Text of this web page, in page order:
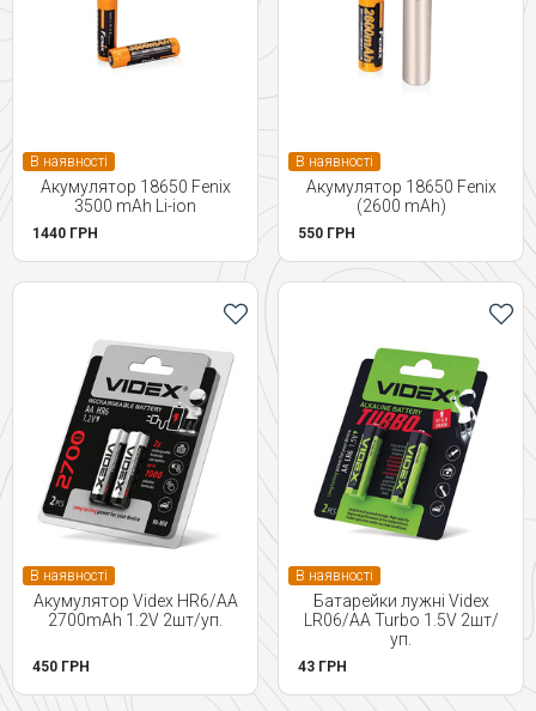
В наявності
Акумулятор 18650 Fenix
3500 mAh Li-ion
1440 ГРН
В наявності
Акумулятор 18650 Fenix
(2600 mAh)
550 ГРН
В наявності
Акумулятор Videx HR6/AA
2700mAh 1.2V 2шт/уп.
450 ГРН
В наявності
Батарейки лужні Videx
LR06/AA Turbo 1.5V 2шт/
уп.
43 ГРН